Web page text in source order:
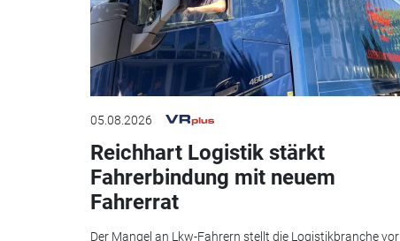
05.08.2026
Reichhart Logistik stärkt
Fahrerbindung mit neuem
Fahrerrat
Der Mangel an Lkw-Fahrern stellt die Logistikbranche vor